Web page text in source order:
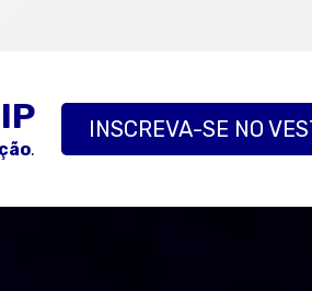
.
INSCREVA-SE NO